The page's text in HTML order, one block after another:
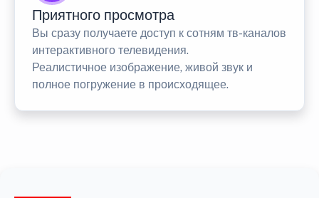
Приятного просмотра
Вы сразу получаете доступ к сотням тв-каналов
интерактивного телевидения.
Реалистичное изображение, живой звук и
полное погружение в происходящее.